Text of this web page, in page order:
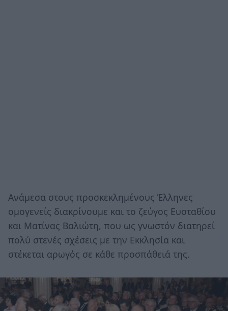
Aνάμεσα στους προσκεκλημένους Έλληνες
ομογενείς διακρίνουμε και το ζεύγος Ευσταθίου
και Ματίνας Βαλιώτη, που ως γνωστόν διατηρεί
πολύ στενές σχέσεις με την Εκκλησία και
στέκεται αρωγός σε κάθε προσπάθειά της.